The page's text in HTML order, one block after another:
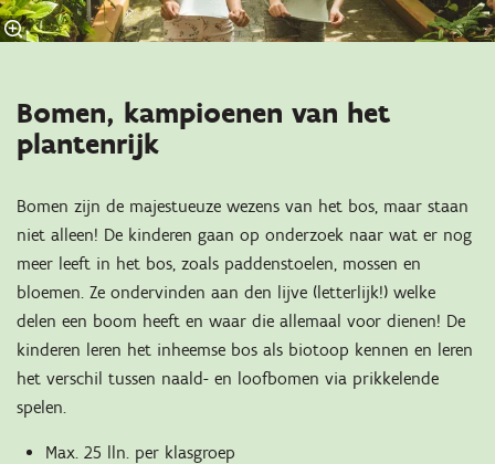
Bomen, kampioenen van het
plantenrijk
Bomen zijn de majestueuze wezens van het bos, maar staan
niet alleen! De kinderen gaan op onderzoek naar wat er nog
meer leeft in het bos, zoals paddenstoelen, mossen en
bloemen. Ze ondervinden aan den lijve (letterlijk!) welke
delen een boom heeft en waar die allemaal voor dienen! De
kinderen leren het inheemse bos als biotoop kennen en leren
het verschil tussen naald- en loofbomen via prikkelende
spelen.
Max. 25 lln. per klasgroep